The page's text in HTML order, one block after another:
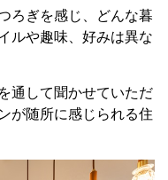
ろぎを感じ、どんな暮
ルや趣味、好みは異な
通して聞かせていただ
が随所に感じられる住